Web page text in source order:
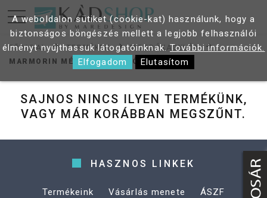
FŐOLDAL TERMÉKEK
MOSDÓKAGYLÓK
MARMORIN MÉREY 60 MOSDÓ
SAJNOS NINCS ILYEN TERMÉKÜNK,
VAGY MÁR KORÁBBAN MEGSZŰNT.
HASZNOS LINKEK
Termékeink Vásárlás menete
ÁSZF
A weboldalon sütiket (cookie-kat) használunk, hogy a
biztonságos böngészés mellett a legjobb felhasználói
élményt nyújthassuk látogatóinknak.További információk.
Elfogadom
Elutasítom